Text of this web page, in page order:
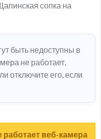
сопка на
быть недоступны в
не работает,
отключите его, если
веб-камера